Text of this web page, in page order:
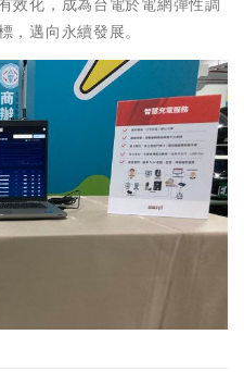
效化，成為台電於電網彈性調
，邁向永續發展。